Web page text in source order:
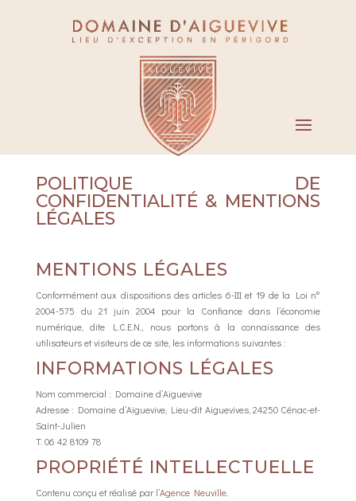
POLITIQUE DE
CONFIDENTIALITÉ & MENTIONS
LÉGALES
MENTIONS LÉGALES
Conformément aux dispositions des articles 6-III et 19 de la Loi n°
2004-575 du 21 juin 2004 pour la Confiance dans l’économie
numérique, dite L.C.E.N., nous portons à la connaissance des
utilisateurs et visiteurs de ce site, les informations suivantes :
INFORMATIONS LÉGALES
Nom commercial : Domaine d’Aiguevive
Adresse : Domaine d’Aiguevive, Lieu-dit Aiguevives, 24250 Cénac-et-
Saint-Julien
T. 06 42 8109 78
PROPRIÉTÉ INTELLECTUELLE
Contenu conçu et réalisé par l’Agence Neuville.